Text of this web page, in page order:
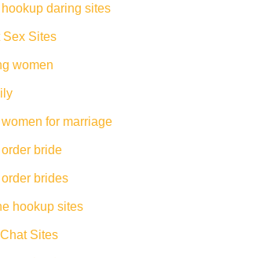
hookup daring sites
Sex Sites
women
women for marriage
bride
brides
hookup sites
Sites